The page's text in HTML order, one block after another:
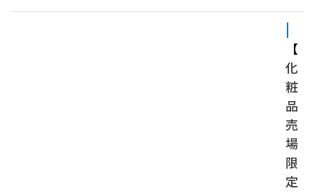
【
化
粧
品
売
場
限
定